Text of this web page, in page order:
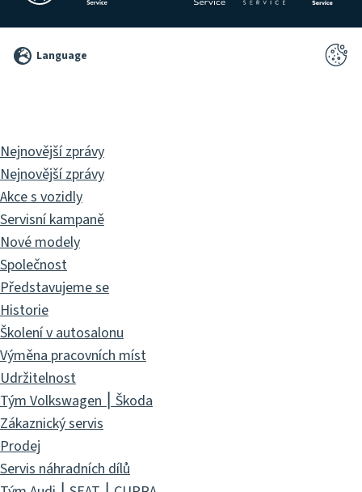
2026 Language
Nejnovější zprávy
Nejnovější zprávy
Akce s vozidly
Servisní kampaně
Nové modely
Společnost
Představujeme se
Historie
Školení v autosalonu
Výměna pracovních míst
Udržitelnost
Tým Volkswagen ⎮ Škoda
Zákaznický servis
Prodej
Servis náhradních dílů